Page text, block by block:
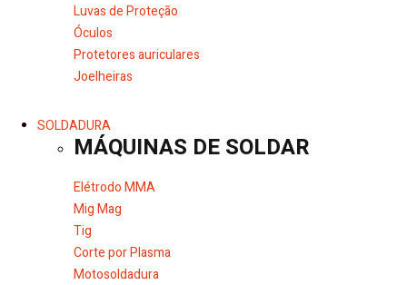
Luvas de Proteção
Óculos
Protetores auriculares
Joelheiras
SOLDADURA
MÁQUINAS DE SOLDAR
Elétrodo MMA
Mig Mag
Tig
Corte por Plasma
Motosoldadura